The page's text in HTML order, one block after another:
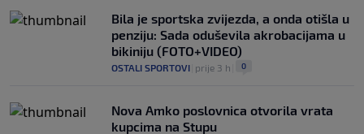
Bila je sportska zvijezda, a onda otišla u
penziju: Sada oduševila akrobacijama u
bikiniju (FOTO+VIDEO)
OSTALI SPORTOVI prije 3 h 0
Nova Amko poslovnica otvorila vrata
kupcima na Stupu